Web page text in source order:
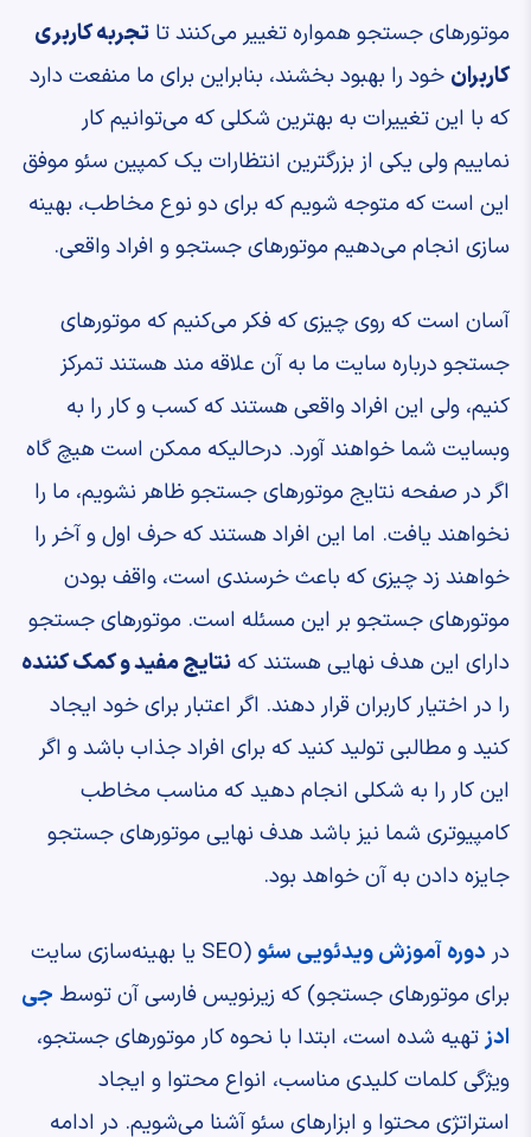
موتورهای جستجو همواره تغییر می‌کنند تا تجربه کاربری
کاربرانخود را بهبود بخشند، بنابراین برای ما منفعت دارد
که با این تغییرات به بهترین شکلی که می‌توانیم کار
نماییم ولی یکی از بزرگترین انتظارات یک کمپین سئو موفق
این است که متوجه شویم که برای دو نوع مخاطب، بهینه
سازی انجام می‌دهیم موتورهای جستجو و افراد واقعی.
آسان است که روی چیزی که فکر می‌کنیم که موتورهای
جستجو درباره سایت ما به آن علاقه مند هستند تمرکز
کنیم، ولی این افراد واقعی هستند که کسب و کار را به
وبسایت شما خواهند آورد. درحالیکه ممکن است هیچ گاه
اگر در صفحه نتایج موتورهای جستجو ظاهر نشویم، ما را
نخواهند یافت. اما این افراد هستند که حرف اول و آخر را
خواهند زد چیزی که باعث خرسندی است، واقف بودن
موتورهای جستجو بر این مسئله است. موتورهای جستجو
دارای این هدف نهایی هستند که نتایج مفید و کمک کننده
را در اختیار کاربران قرار دهند. اگر اعتبار برای خود ایجاد
کنید و مطالبی تولید کنید که برای افراد جذاب باشد و اگر
این کار را به شکلی انجام دهید که مناسب مخاطب
کامپیوتری شما نیز باشد هدف نهایی موتورهای جستجو
جایزه دادن به آن خواهد بود.
در دوره آموزش ویدئویی سئو
(SEO یا بهینه‌سازی سایت
برای موتورهای جستجو) که زیرنویس فارسی آن توسط جی
ادزتهیه شده است، ابتدا با نحوه کار موتورهای جستجو،
ویژگی کلمات کلیدی مناسب، انواع محتوا و ایجاد
استراتژی محتوا و ابزارهای سئو آشنا می‌شویم. در ادامه